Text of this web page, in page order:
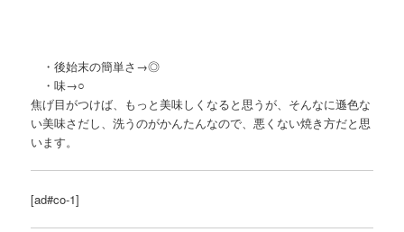
・後始末の簡単さ→◎
・味→○
焦げ目がつけば、もっと美味しくなると思うが、そんなに遜色な
い美味さだし、洗うのがかんたんなので、悪くない焼き方だと思
います。
[ad#co-1]